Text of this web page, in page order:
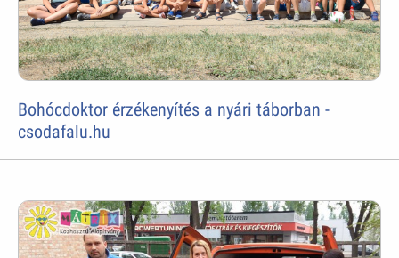
Bohócdoktor érzékenyítés a nyári táborban -
csodafalu.hu